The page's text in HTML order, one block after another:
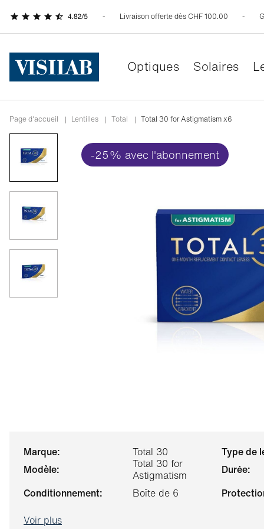
Livraison offerte dès CHF 100.00
Optiques Solaires
Page d'accueil | Lentilles | Total | Total 30 for Astigmatism x6
-25% avec l'abonnement
marque: Total 30 type de
modèle:
Total 30 for
Astigmatism
durée:
conditionnement:
Boîte de 6
Voir plus